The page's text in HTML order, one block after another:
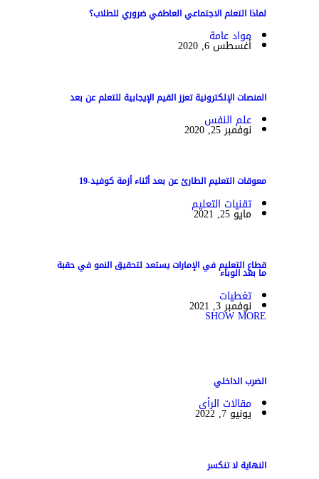
لماذا التعلم الاجتماعي العاطفي ضروري للطلاب؟
مواد عامة
أغسطس 6, 2020
المنصات الإلكترونية تعزز القيم الإيجابية للتعلم عن بعد
علم النفس
نوفمبر 25, 2020
معوقات التعليم الطارئ عن بعد أثناء أزمة كوفيد-19
تقنيات التعليم
مايو 25, 2021
قطاع التعليم في الإمارات يستعد لتحقيق النمو في حقبة
ما بعد الوباء
تغطيات
نوفمبر 3, 2021
SHOW MORE
الضرب الداخلي
مقالات الرأي
يونيو 7, 2022
النهاية لا تنكسر